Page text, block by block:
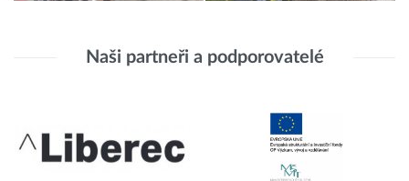
Naši partneři a podporovatelé